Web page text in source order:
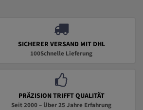
SICHERER VERSAND MIT DHL
100Schnelle Lieferung
PRÄZISION TRIFFT QUALITÄT
Seit 2000 – Über 25 Jahre Erfahrung